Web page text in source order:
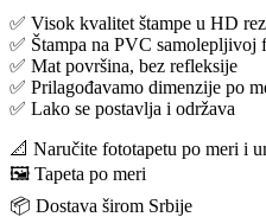
✅ Visok kvalitet štampe u HD
✅ Štampa na PVC
✅ Mat površina, bez refleksije
✅ Prilagođavamo dimenzije po
✅ Lako se postavlja i održava
📐 Naručite fototapetu po meri i
🖼️ Tapeta po meri
📦 Dostava širom Srbije